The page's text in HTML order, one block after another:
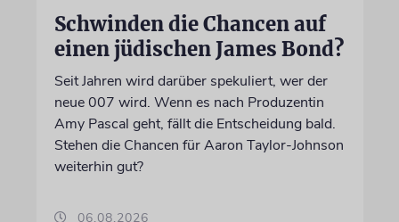
Schwinden die Chancen auf
einen jüdischen James Bond?
Seit Jahren wird darüber spekuliert, wer der
neue 007 wird. Wenn es nach Produzentin
Amy Pascal geht, fällt die Entscheidung bald.
Stehen die Chancen für Aaron Taylor-Johnson
weiterhin gut?
06.08.2026